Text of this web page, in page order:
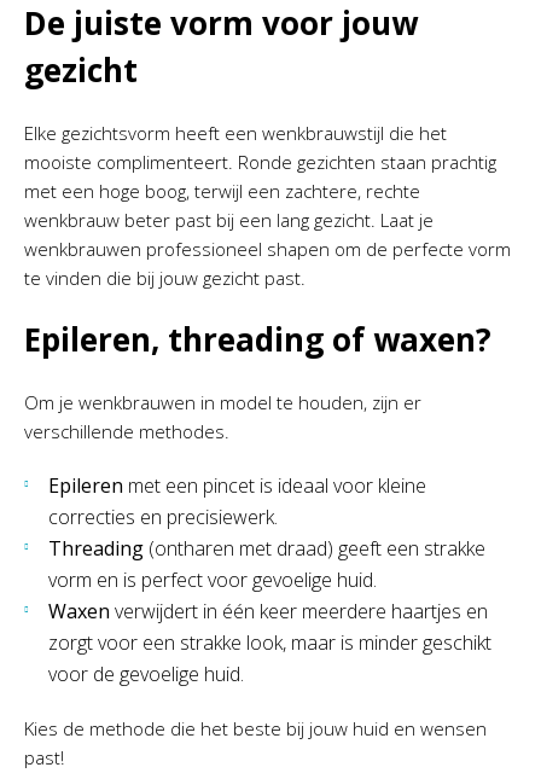
De juiste vorm voor jouw
gezicht
Elke gezichtsvorm heeft een wenkbrauwstijl die het
mooiste complimenteert. Ronde gezichten staan prachtig
met een hoge boog, terwijl een zachtere, rechte
wenkbrauw beter past bij een lang gezicht. Laat je
wenkbrauwen professioneel shapen om de perfecte vorm
te vinden die bij jouw gezicht past.
Epileren, threading of waxen?
Om je wenkbrauwen in model te houden, zijn er
verschillende methodes.
Epileren met een pincet is ideaal voor kleine
correcties en precisiewerk.
Threading (ontharen met draad) geeft een strakke
vorm en is perfect voor gevoelige huid.
Waxen verwijdert in één keer meerdere haartjes en
zorgt voor een strakke look, maar is minder geschikt
voor de gevoelige huid.
Kies de methode die het beste bij jouw huid en wensen
past!